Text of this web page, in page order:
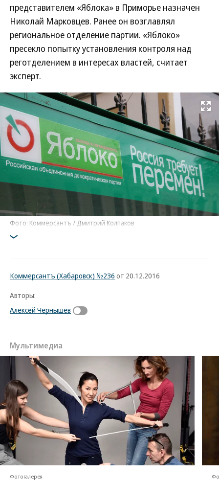
представителем «Яблока» в Приморье назначен
Николай Марковцев. Ранее он возглавлял
региональное отделение партии. «Яблоко»
пресекло попытку установления контроля над
реготделением в интересах властей, считает
эксперт.
Развернуть
Фото: Коммерсантъ / Дмитрий Колпаков
Коммерсантъ (Хабаровск) №236 от 20.12.2016
Авторы:
Алексей Чернышев
Мультимедиа
Фотогалерея